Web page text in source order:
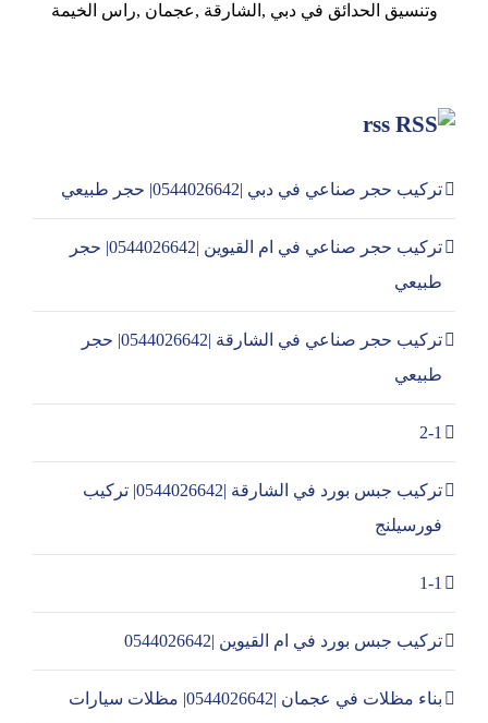
وتنسيق الحدائق في دبي ,الشارقة ,عجمان ,راس الخيمة
rss
تركيب حجر صناعي في دبي |0544026642| حجر طبيعي
تركيب حجر صناعي في ام القيوين |0544026642| حجر
طبيعي
تركيب حجر صناعي في الشارقة |0544026642| حجر
طبيعي
2-1
تركيب جبس بورد في الشارقة |0544026642| تركيب
فورسيلنج
1-1
تركيب جبس بورد في ام القيوين |0544026642
بناء مظلات في عجمان |0544026642| مظلات سيارات